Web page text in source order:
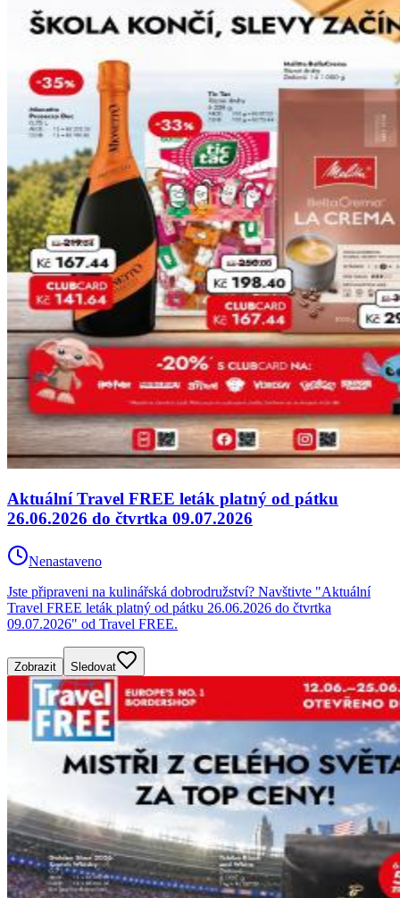
Aktuální Travel FREE leták platný od pátku
26.06.2026 do čtvrtka 09.07.2026
Nenastaveno
Jste připraveni na kulinářská dobrodružství? Navštivte "Aktuální
Travel FREE leták platný od pátku 26.06.2026 do čtvrtka
09.07.2026" od Travel FREE.
Zobrazit Sledovat